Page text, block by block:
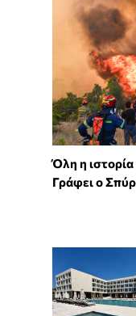
Όλη η
Γράφει ο